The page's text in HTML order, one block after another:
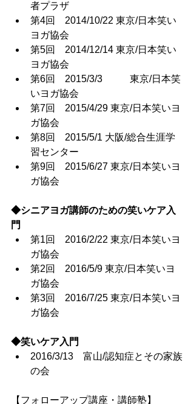
者プラザ
第4回　2014/10/22 東京/日本笑い
ヨガ協会
第5回　2014/12/14 東京/日本笑い
ヨガ協会
第6回　2015/3/3	 東京/日本笑
いヨガ協会
第7回　2015/4/29 東京/日本笑いヨ
ガ協会
第8回　2015/5/1 大阪/総合生涯学
習センター
第9回　2015/6/27 東京/日本笑いヨ
ガ協会
◆シニアヨガ講師のための笑いケア入
門
第1回　2016/2/22 東京/日本笑いヨ
ガ協会
第2回　2016/5/9 東京/日本笑いヨ
ガ協会
第3回　2016/7/25 東京/日本笑いヨ
ガ協会
◆笑いケア入門
2016/3/13　富山/認知症とその家族
の会
【フォローアップ講座・講師塾】